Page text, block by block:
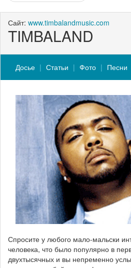
Сайт: www.timbalandmusic.com
TIMBALAND
Досье Статьи Фото Песни
Спросите у любого мало-мальски
человека, что было популярно в
двухтысячных и вы непременно